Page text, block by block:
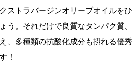
ストラバージンオリーブオイルをひ
う。それだけで良質なタンパク質、
、多種類の抗酸化成分も摂れる優秀
！